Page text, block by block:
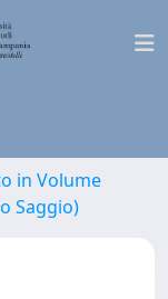
in Volume
Saggio)